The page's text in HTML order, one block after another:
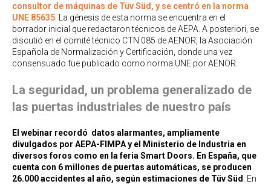
consultor de máquinas de Tüv Süd, y se centró en la norma
UNE 85635 . La génesis de esta norma se encuentra en el
borrador inicial que redactaron técnicos de AEPA. A posteriori, se
discutió en el comité técnico CTN 085 de AENOR, la Asociación
Española de Normalización y Certificación, donde una vez
consensuado fue publicado como norma UNE por AENOR.
La seguridad, un problema generalizado de
las puertas industriales de nuestro país
El webinar recordó datos alarmantes, ampliamente
divulgados por AEPA-FIMPA y el Ministerio de Industria en
diversos foros como en la feria Smart Doors. En España, que
cuenta con 6 millones de puertas automáticas, se producen
26.000 accidentes al año, según estimaciones de Tüv Süd . En